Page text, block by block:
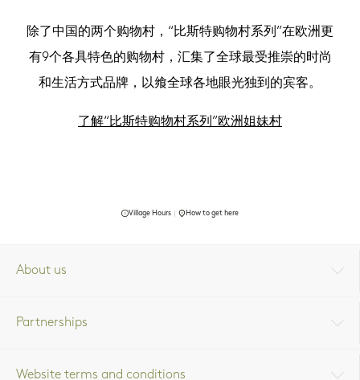
除了中国的两个购物村，“比斯特购物村系列”在欧洲更
有9个各具特色的购物村，汇集了全球最受推崇的时尚
和生活方式品牌，以飨全球各地眼光独到的宾客。
了解“比斯特购物村系列”欧洲姐妹村
Village Hours How to get here
About us
Partnerships
Website terms and conditions